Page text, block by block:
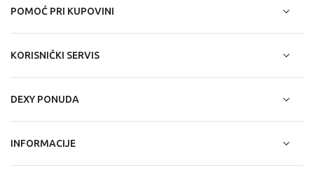
POMOĆ PRI KUPOVINI
KORISNIČKI SERVIS
DEXY PONUDA
INFORMACIJE